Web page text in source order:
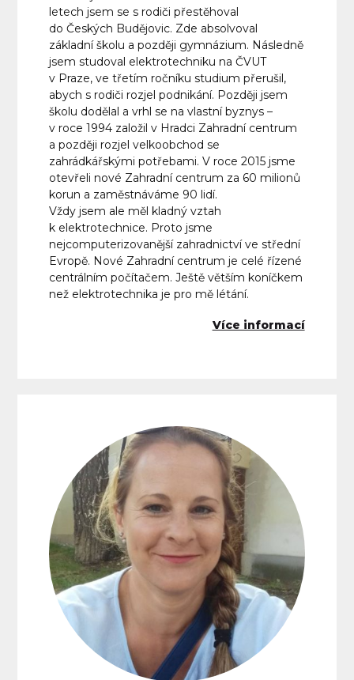
letech jsem se s rodiči přestěhoval
do Českých Budějovic. Zde absolvoval
základní školu a později gymnázium. Následně
jsem studoval elektrotechniku na ČVUT
v Praze, ve třetím ročníku studium přerušil,
abych s rodiči rozjel podnikání. Později jsem
školu dodělal a vrhl se na vlastní byznys –
v roce 1994 založil v Hradci Zahradní centrum
a později rozjel velkoobchod se
zahrádkářskými potřebami. V roce 2015 jsme
otevřeli nové Zahradní centrum za 60 milionů
korun a zaměstnáváme 90 lidí.
Vždy jsem ale měl kladný vztah
k elektrotechnice. Proto jsme
nejcomputerizovanější zahradnictví ve střední
Evropě. Nové Zahradní centrum je celé řízené
centrálním počítačem. Ještě větším koníčkem
než elektrotechnika je pro mě létání.
Více informací